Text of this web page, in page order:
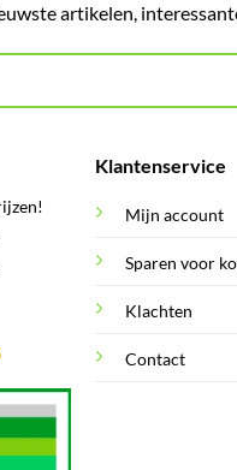
artikelen,
Klantenservice
Mijn account
Sparen voor
Klachten
Contact